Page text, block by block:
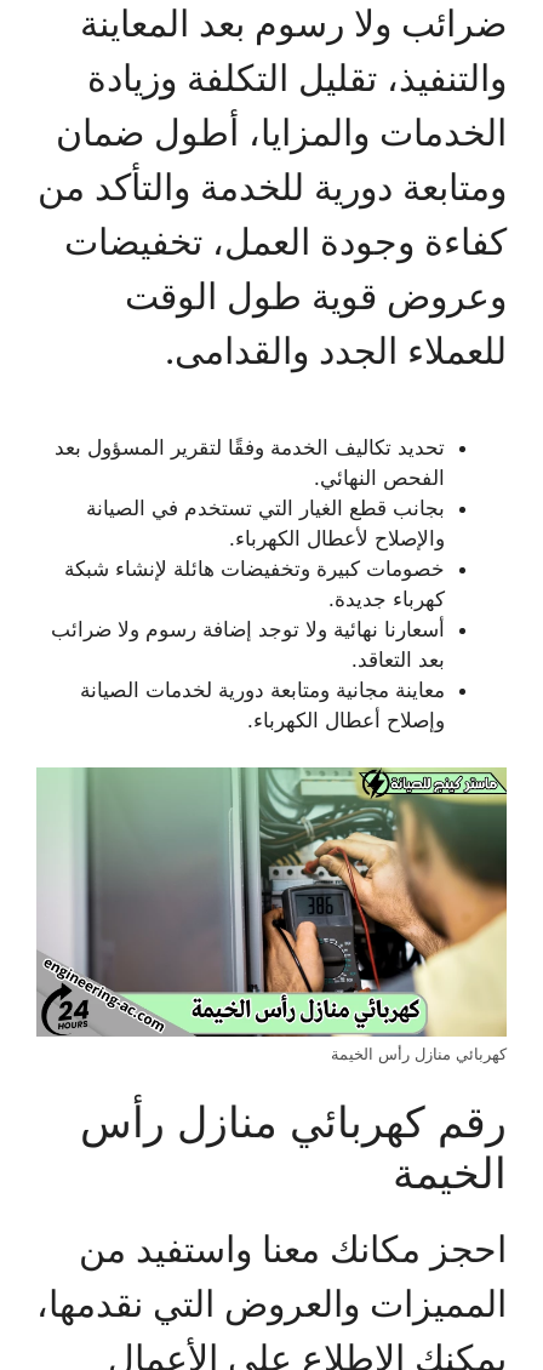
ضرائب ولا رسوم بعد المعاينة
والتنفيذ، تقليل التكلفة وزيادة
الخدمات والمزايا، أطول ضمان
ومتابعة دورية للخدمة والتأكد من
كفاءة وجودة العمل، تخفيضات
وعروض قوية طول الوقت
للعملاء الجدد والقدامى.
تحديد تكاليف الخدمة وفقًا لتقرير المسؤول بعد
الفحص النهائي.
بجانب قطع الغيار التي تستخدم في الصيانة
والإصلاح لأعطال الكهرباء.
خصومات كبيرة وتخفيضات هائلة لإنشاء شبكة
كهرباء جديدة.
أسعارنا نهائية ولا توجد إضافة رسوم ولا ضرائب
بعد التعاقد.
معاينة مجانية ومتابعة دورية لخدمات الصيانة
وإصلاح أعطال الكهرباء.
كهربائي منازل رأس الخيمة
رقم كهربائي منازل رأس
الخيمة
احجز مكانك معنا واستفيد من
المميزات والعروض التي نقدمها،
يمكنك الاطلاع على الأعمال